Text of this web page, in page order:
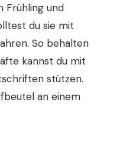
Frühling und
du sie mit
So behalten
kannst du mit
stützen.
an einem